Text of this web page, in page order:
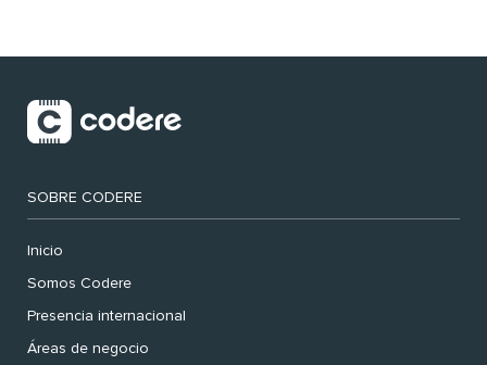
SOBRE CODERE
Inicio
Somos Codere
Presencia internacional
Áreas de negocio